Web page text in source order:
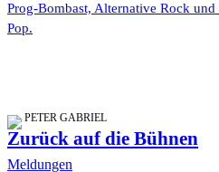
Prog-Bombast, Alternative Rock
Pop.
PETER GABRIEL
Zurück auf die Bühnen
Meldungen